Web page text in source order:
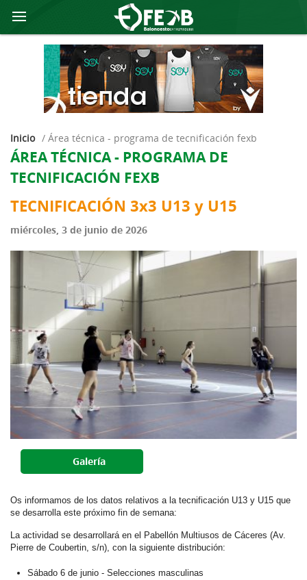
Inicio / área técnica - programa de tecnificación fexb
ÁREA TÉCNICA - PROGRAMA DE
TECNIFICACIÓN FEXB
TECNIFICACIÓN 3x3 U13 y U15
miércoles, 3 de junio de 2026
Galería
Os informamos de los datos relativos a la tecnificación U13 y U15 que
se desarrolla este próximo fin de semana:
La actividad se desarrollará en el Pabellón Multiusos de Cáceres (Av.
Pierre de Coubertin, s/n), con la siguiente distribución:
Sábado 6 de junio - Selecciones masculinas